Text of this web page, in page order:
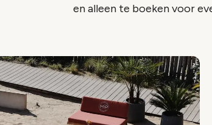
en alleen te boeken voor